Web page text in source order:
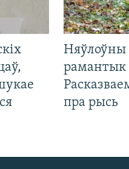
Няўлоўны
рамантык
пра рысь